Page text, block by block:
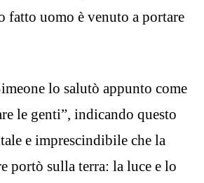
uomo è venuto a portare
lo salutò appunto come
le genti”, indicando questo
e imprescindibile che la
portò sulla terra: la luce e lo